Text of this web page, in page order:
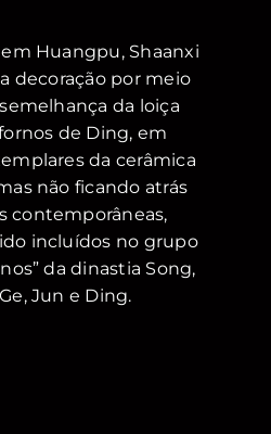
Huangpu, Shaanxi
decoração por meio
da loiça
de Ding, em
da cerâmica
não ficando atrás
contemporâneas,
incluídos no grupo
da dinastia Song,
Jun e Ding.